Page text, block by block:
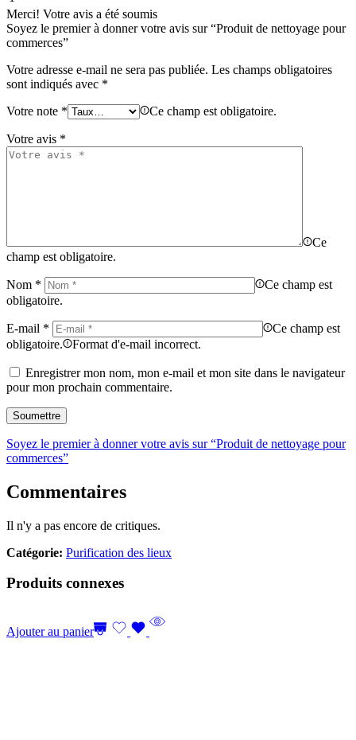
Merci! Votre avis a été soumis
Soyez le premier à donner votre avis sur “Produit de nettoyage pour
commerces”
Votre adresse e-mail ne sera pas publiée. Les champs obligatoires
sont indiqués avec *
Votre note * Ce champ est obligatoire.
Votre avis *
Ce
champ est obligatoire.
Nom *
Ce champ est
obligatoire.
E-mail *
Ce champ est
obligatoire.
Format d'e-mail incorrect.
Enregistrer mon nom, mon e-mail et mon site dans le navigateur
pour mon prochain commentaire.
Soyez le premier à donner votre avis sur “Produit de nettoyage pour
commerces”
Commentaires
Il n'y a pas encore de critiques.
Catégorie: Purification des lieux
Produits connexes
Ajouter au panier